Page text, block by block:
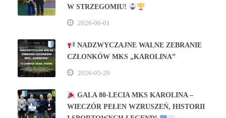
W STRZEGOMIU!
2026-06-01
NADZWYCZAJNE WALNE ZEBRANIE
CZŁONKÓW MKS „KAROLINA”
2026-05-29
GALA 80‑LECIA MKS KAROLINA –
WIECZÓR PEŁEN WZRUSZEŃ, HISTORII